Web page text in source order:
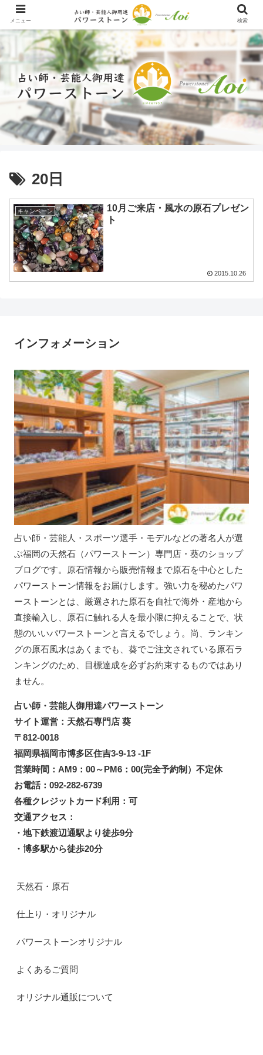
20日
キャンペーン
10月ご来店・風水の原石プレゼン
ト
2015.10.26
インフォメーション
占い師・芸能人・スポーツ選手・モデルなどの著名人が選
ぶ福岡の天然石（パワーストーン）専門店・葵のショップ
ブログです。原石情報から販売情報まで原石を中心とした
パワーストーン情報をお届けします。強い力を秘めたパワ
ーストーンとは、厳選された原石を自社で海外・産地から
直接輸入し、原石に触れる人を最小限に抑えることで、状
態のいいパワーストーンと言えるでしょう。尚、ランキン
グの原石風水はあくまでも、葵でご注文されている原石ラ
ンキングのため、目標達成を必ずお約束するものではあり
ません。
占い師・芸能人御用達パワーストーン
サイト運営：天然石専門店 葵
〒812-0018
福岡県福岡市博多区住吉3-9-13 -1F
営業時間：AM9：00～PM6：00(完全予約制）不定休
お電話：092-282-6739
各種クレジットカード利用：可
交通アクセス：
・地下鉄渡辺通駅より徒歩9分
・博多駅から徒歩20分
天然石・原石
仕上り・オリジナル
パワーストーンオリジナル
よくあるご質問
オリジナル通販について
メニュー 検索